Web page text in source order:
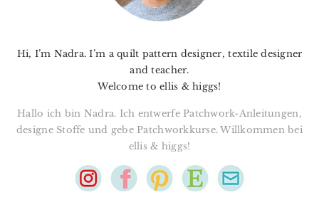
Hi, I’m Nadra. I’m a quilt pattern designer, textile designer
and teacher.
Welcome to ellis & higgs!
Hallo ich bin Nadra. Ich entwerfe Patchwork-Anleitungen,
designe Stoffe und gebe Patchworkkurse. Willkommen bei
ellis & higgs!